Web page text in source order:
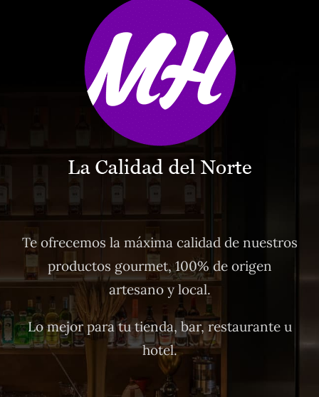
Te ofrecemos la máxima calidad de nuestros
productos gourmet, 100% de origen
artesano y local.
Lo mejor para tu tienda, bar, restaurante u
hotel.